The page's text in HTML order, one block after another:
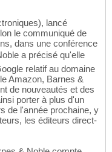
lancé
le communiqué de
dans une conférence
a précisé qu'elle
relatif au domaine
Amazon, Barnes &
de nouveautés et des
porter à plus d'un
de l'année prochaine, y
les éditeurs direct-